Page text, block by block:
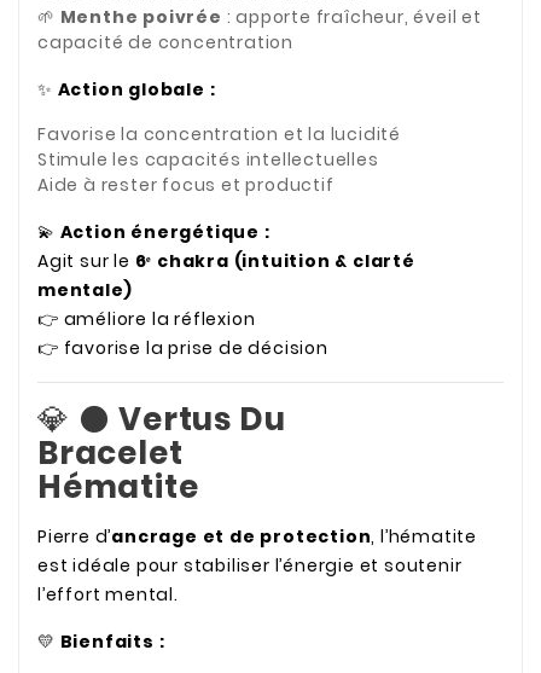
🌱 Menthe poivrée : apporte fraîcheur, éveil et
capacité de concentration
✨ Action globale :
Favorise la concentration et la lucidité
Stimule les capacités intellectuelles
Aide à rester focus et productif
💫 Action énergétique :
Agit sur le 6ᵉ chakra (intuition & clarté
mentale)
👉 améliore la réflexion
👉 favorise la prise de décision
💎 ⚫Vertus Du
Bracelet
Hématite
Pierre d’ancrage et de protection, l’hématite
est idéale pour stabiliser l’énergie et soutenir
l’effort mental.
💛 Bienfaits :